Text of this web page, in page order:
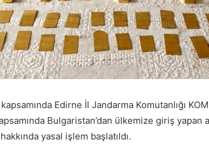
Edirne İl Jandarma Komutanlığı
Bulgaristan’dan ülkemize giriş yapan
yasal işlem başlatıldı.